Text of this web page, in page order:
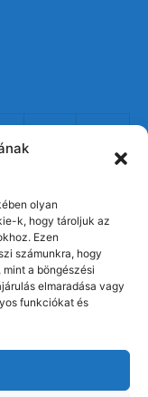
olyan
k, hogy tároljuk az
Ezen
számunkra, hogy
a böngészési
elmaradása vagy
funkciókat és
s v
8
15
22 23
29 30